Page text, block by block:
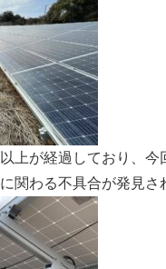
上が経過しており、今
関わる不具合が発見さ